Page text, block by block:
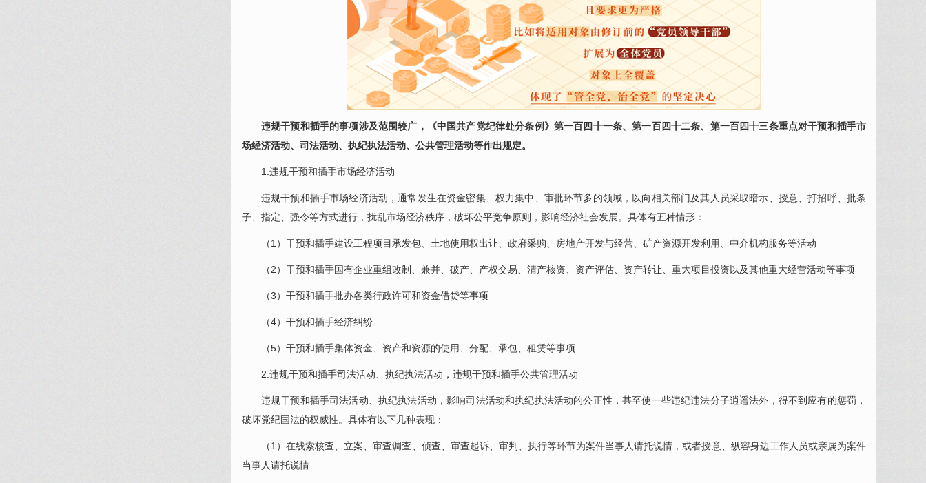
违规干预和插手的事项涉及范围较广，《中国共产党纪律处分条例》第一百四十一条、第一百四十二条、第一百四十三条重点对干预和插手市
场经济活动、司法活动、执纪执法活动、公共管理活动等作出规定。
1.违规干预和插手市场经济活动
违规干预和插手市场经济活动，通常发生在资金密集、权力集中、审批环节多的领域，以向相关部门及其人员采取暗示、授意、打招呼、批条
子、指定、强令等方式进行，扰乱市场经济秩序，破坏公平竞争原则，影响经济社会发展。具体有五种情形：
（1）干预和插手建设工程项目承发包、土地使用权出让、政府采购、房地产开发与经营、矿产资源开发利用、中介机构服务等活动
（2）干预和插手国有企业重组改制、兼并、破产、产权交易、清产核资、资产评估、资产转让、重大项目投资以及其他重大经营活动等事项
（3）干预和插手批办各类行政许可和资金借贷等事项
（4）干预和插手经济纠纷
（5）干预和插手集体资金、资产和资源的使用、分配、承包、租赁等事项
2.违规干预和插手司法活动、执纪执法活动，违规干预和插手公共管理活动
违规干预和插手司法活动、执纪执法活动，影响司法活动和执纪执法活动的公正性，甚至使一些违纪违法分子逍遥法外，得不到应有的惩罚，
破坏党纪国法的权威性。具体有以下几种表现：
（1）在线索核查、立案、审查调查、侦查、审查起诉、审判、执行等环节为案件当事人请托说情，或者授意、纵容身边工作人员或亲属为案件
当事人请托说情